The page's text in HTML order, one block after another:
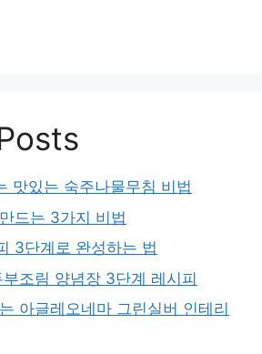
맛있는 숙주나물무침 비법
드는 3가지 비법
3단계로 완성하는 법
조림 양념장 3단계 레시피
아글레오네마 그린실버 인테리